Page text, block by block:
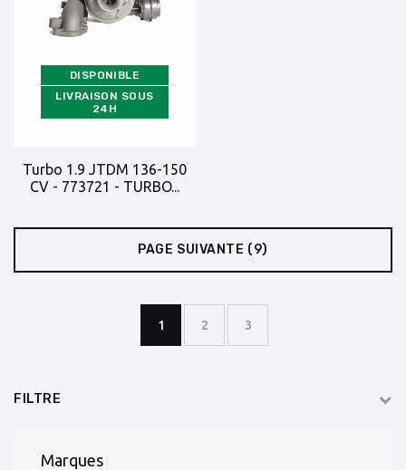
DISPONIBLE
LIVRAISON SOUS
24H
Turbo 1.9 JTDM 136-150
CV - 773721 - TURBO...
PAGE SUIVANTE (9)
1 2 3
FILTRE
Marques